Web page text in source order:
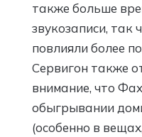
также больше
звукозаписи, так
повлияли более
Сервигон также
внимание, что
обыгрывании
(особенно в